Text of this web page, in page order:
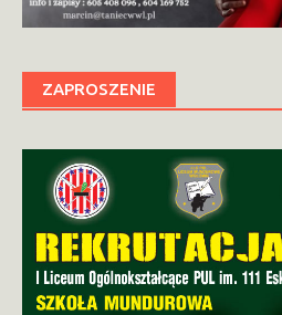
ZAPROSZENIE